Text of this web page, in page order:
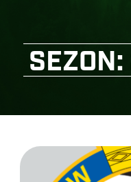
SEZON: